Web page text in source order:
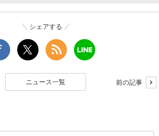
シェアする
ニュース一覧 前の記事